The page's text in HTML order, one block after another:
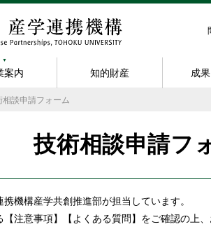
案内
技術相談
学術指導
共同研究
受託
寄附講
共用機
知的財産
組織図
東北大学発スタートアップへの
技術移転の基本的考え方
共同の
発明紹介
届出・
成
日本オープンイノベーション大
賞
新技術説明会アーカイブ
連携活
相談申請フォーム
技術相談申請フ
機構産学共創推進部が担当しています。
注意事項】【よくある質問】をご確認の上